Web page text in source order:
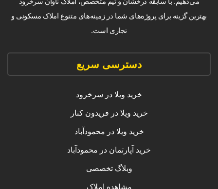
بهترین گزینه برای پروژه‌های شما در زمینه‌های متنوع املاک مسکونی و
تجاری است.
دسترسی سریع
خرید ویلا در سرخرود
خرید ویلا در فریدون کنار
خرید ویلا در محمودآباد
خرید آپارتمان در محمودآباد
وبلاگ تخصصی
مشاهده املاک